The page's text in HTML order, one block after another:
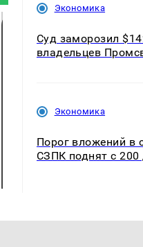
Экономика
Суд заморозил
владельцев
Экономика
Порог вложений в
СЗПК поднят с